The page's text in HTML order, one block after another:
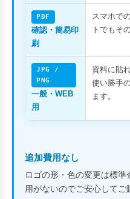
PDF
確認・簡易印
刷
スマホで
トでもそ
JPG /
PNG
一般・WEB
用
資料に貼
使い勝手
ます。
追加費用なし
ロゴの形・色の変更は標
用がないのでご安心してご